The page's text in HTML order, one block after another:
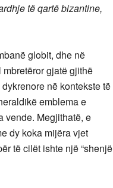
të qartë bizantine,
globit, dhe në
gjatë gjithë
në kontekste të
emblema e
vende. Megjithatë, e
dy koka mijëra vjet
të cilët ishte një “shenjë